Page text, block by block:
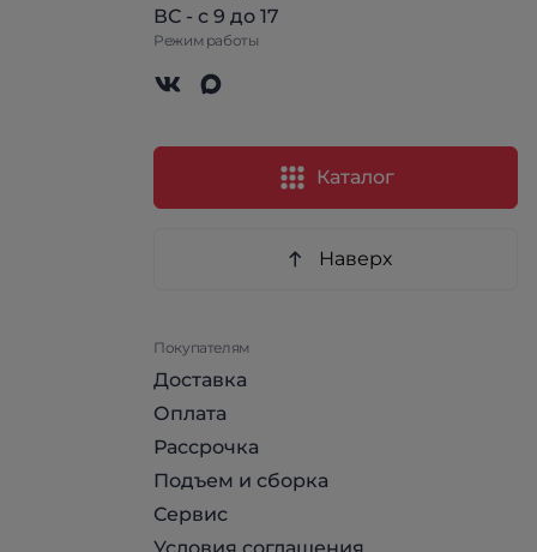
ВС - с 9 до 17
Режим работы
Каталог
Наверх
Покупателям
Доставка
Оплата
Рассрочка
Подъем и сборка
Сервис